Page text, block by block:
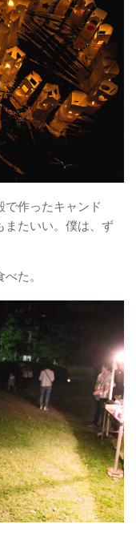
で作ったキャンド
またいい。僕は、ず
た。